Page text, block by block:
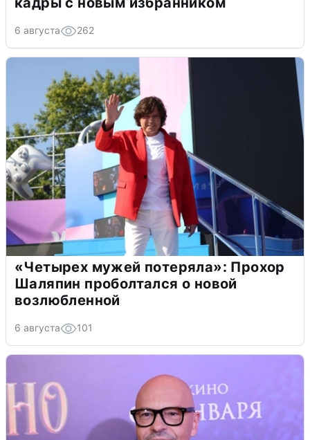
6 августа 262
«Четырех мужей потеряла»: Прохор
Шаляпин проболтался о новой
возлюбленной
6 августа 101